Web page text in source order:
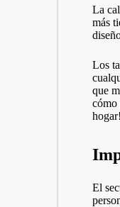
La
más
Los
que
cómo
hogar!
El